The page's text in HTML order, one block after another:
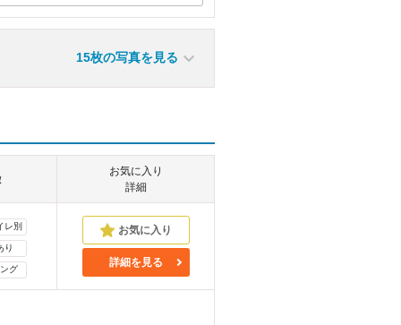
15枚の写真を見る
お気に入り
詳細
レ別
り
グ
詳細を見る